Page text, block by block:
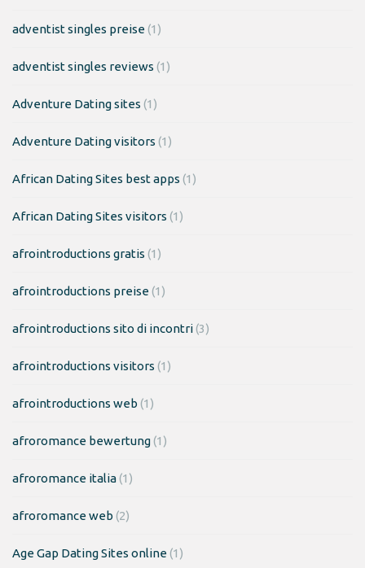
adventist singles preise(1)
adventist singles reviews (1)
Adventure Dating sites (1)
Adventure Dating visitors (1)
African Dating Sites best apps (1)
African Dating Sites visitors (1)
afrointroductions gratis (1)
afrointroductions preise(1)
afrointroductions sito di incontri(3)
afrointroductions visitors (1)
afrointroductions web (1)
afroromance bewertung(1)
afroromance italia(1)
afroromance web (2)
Age Gap Dating Sites online(1)